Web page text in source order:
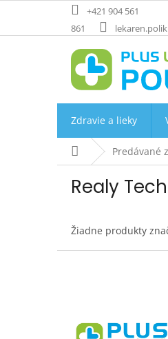
obsah
+421 904 561
861
Zdravie a lieky
DomovPredávané
Realy Tech
Žiadne produkty